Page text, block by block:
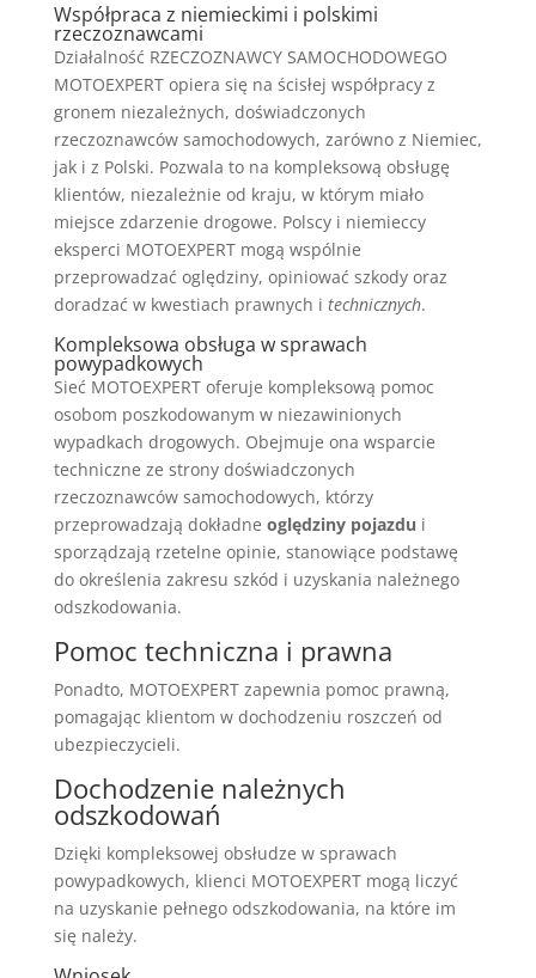
Współpraca z niemieckimi i polskimi
rzeczoznawcami
Działalność RZECZOZNAWCY SAMOCHODOWEGO
MOTOEXPERT opiera się na ścisłej współpracy z
gronem niezależnych, doświadczonych
rzeczoznawców samochodowych, zarówno z Niemiec,
jak i z Polski. Pozwala to na kompleksową obsługę
klientów, niezależnie od kraju, w którym miało
miejsce zdarzenie drogowe. Polscy i niemieccy
eksperci MOTOEXPERT mogą wspólnie
przeprowadzać oględziny, opiniować szkody oraz
doradzać w kwestiach prawnych i technicznych.
Kompleksowa obsługa w sprawach
powypadkowych
Sieć MOTOEXPERT oferuje kompleksową pomoc
osobom poszkodowanym w niezawinionych
wypadkach drogowych. Obejmuje ona wsparcie
techniczne ze strony doświadczonych
rzeczoznawców samochodowych, którzy
przeprowadzają dokładne oględziny pojazdu i
sporządzają rzetelne opinie, stanowiące podstawę
do określenia zakresu szkód i uzyskania należnego
odszkodowania.
Pomoc techniczna i prawna
Ponadto, MOTOEXPERT zapewnia pomoc prawną,
pomagając klientom w dochodzeniu roszczeń od
ubezpieczycieli.
Dochodzenie należnych
odszkodowań
Dzięki kompleksowej obsłudze w sprawach
powypadkowych, klienci MOTOEXPERT mogą liczyć
na uzyskanie pełnego odszkodowania, na które im
się należy.